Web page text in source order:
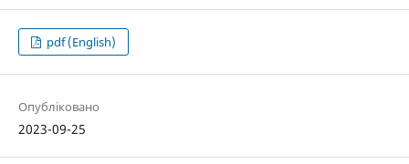
pdf (English)
Опубліковано
2023-09-25